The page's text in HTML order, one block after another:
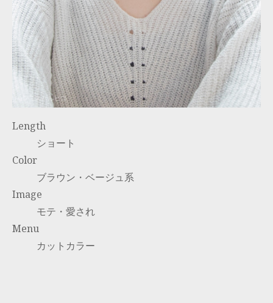
Length
ショート
Color
ブラウン・ベージュ系
Image
モテ・愛され
Menu
カットカラー